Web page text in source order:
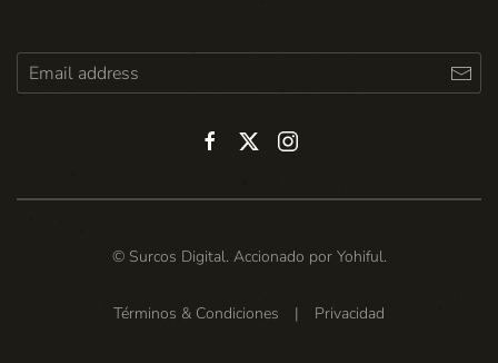
© Surcos Digital. Accionado por Yohiful.
Términos & Condiciones | Privacidad